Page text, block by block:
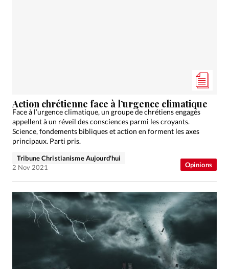
Opinions
Action chrétienne face à l’urgence climatique
Face à l’urgence climatique, un groupe de chrétiens engagés
appellent à un réveil des consciences parmi les croyants.
Science, fondements bibliques et action en forment les axes
principaux. Parti pris.
Tribune Christianisme Aujourd'hui
2 Nov 2021